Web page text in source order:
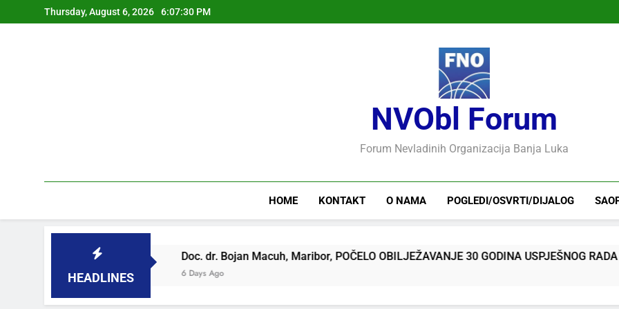
to
Thursday, August 6, 2026 6:07:30 PM
NVObl Forum
Forum Nevladinih Organizacija Banja Luka
HOME KONTAKT O NAMA POGLEDI/OSVRTI/DIJALOG
HEADLINES
PARLAMENTU Doc. dr. Bojan Macuh, Maribor, POČELO OBILJEŽAVANJE 30 GODINA USPJEŠNOG RADA I
6 Days Ago